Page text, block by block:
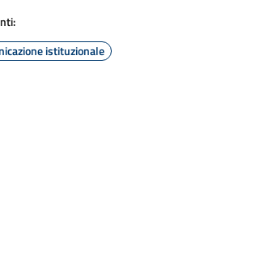
istituzionale